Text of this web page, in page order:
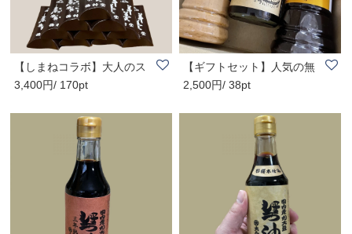
【しまねコラボ】大人のス
イーツセット〈..
3,400円/ 170pt
【ギフトセット】人気の無
添加こだわり調..
2,500円/ 38pt